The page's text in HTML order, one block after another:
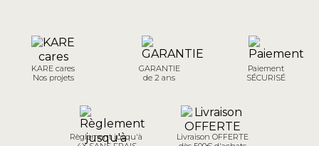
KARE cares
Nos projets
GARANTIE
de 2 ans
Paiement
SÉCURISÉ
Règlement jusqu'à
Livraison OFFERTE